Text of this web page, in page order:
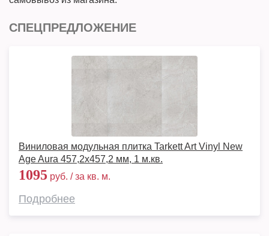
СПЕЦПРЕДЛОЖЕНИЕ
Виниловая модульная плитка Tarkett Art Vinyl New
Age Aura 457,2x457,2 мм, 1 м.кв.
1095 руб. / за кв. м.
Подробнее